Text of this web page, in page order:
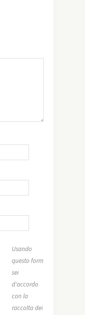
Usando
questo form
sei
d'accordo
con la
raccolta dei